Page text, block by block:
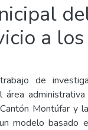
a
de
área
Montúfar y
modelo basado